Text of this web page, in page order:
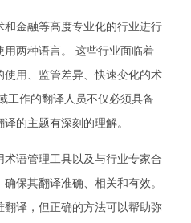
金融等高度专业化的行业进行
两种语言。 这些行业面临着
用、监管差异、快速变化的术
工作的翻译人员不仅必须具备
的主题有深刻的理解。
语管理工具以及与行业专家合
保其翻译准确、相关和有效。
译，但正确的方法可以帮助弥